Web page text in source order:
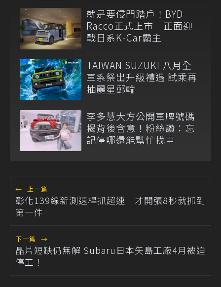
就是要侵門踏戶！BYD
Racco正式上市 正面迎
戰日系K-Car霸主
TAIWAN SUZUKI 八月全
車系祭出升級禮遇 試乘再
抽麗星郵輪
李多慧大方公開車牌號碼
揭背後含意！粉絲讚：忘
記停哪還能幫忙找車
← 上一篇
彰化139線新測速桿抓超速 才開張8秒就抓到
第一件
下一篇 →
晶片短缺仍無解 Subaru日本矢島工廠4月被迫
停工！